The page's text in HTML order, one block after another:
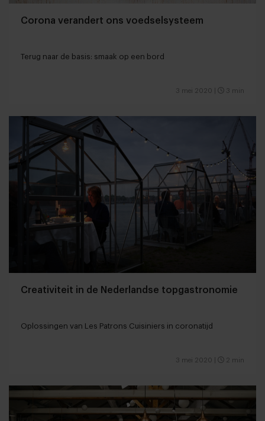
Corona verandert ons voedselsysteem
Terug naar de basis: smaak op een bord
3 mei 2020 3 min
Creativiteit in de Nederlandse topgastronomie
Oplossingen van Les Patrons Cuisiniers in coronatijd
3 mei 2020 2 min